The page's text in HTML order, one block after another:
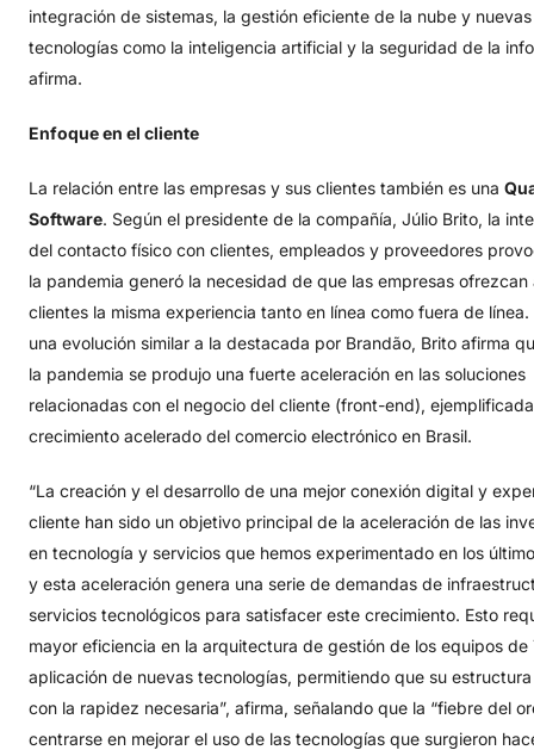
integración de sistemas, la gestión eficiente de la nube y nuevas
tecnologías como la inteligencia artificial y la seguridad de la
afirma.
Enfoque en el cliente
La relación entre las empresas y sus clientes también es una
Software. Según el presidente de la compañía, Júlio Brito, la
del contacto físico con clientes, empleados y proveedores
la pandemia generó la necesidad de que las empresas ofrezcan
clientes la misma experiencia tanto en línea como fuera de línea.
una evolución similar a la destacada por Brandão, Brito afirma
la pandemia se produjo una fuerte aceleración en las soluciones
relacionadas con el negocio del cliente (front-end),
crecimiento acelerado del comercio electrónico en Brasil.
“La creación y el desarrollo de una mejor conexión digital y
cliente han sido un objetivo principal de la aceleración de las
en tecnología y servicios que hemos experimentado en los
y esta aceleración genera una serie de demandas de
servicios tecnológicos para satisfacer este crecimiento. Esto
mayor eficiencia en la arquitectura de gestión de los equipos de
aplicación de nuevas tecnologías, permitiendo que su
con la rapidez necesaria”, afirma, señalando que la “fiebre del
centrarse en mejorar el uso de las tecnologías que surgieron